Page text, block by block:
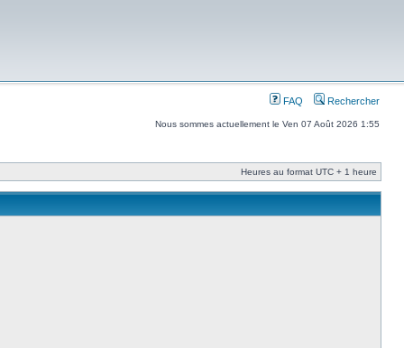
FAQ Rechercher
Nous sommes actuellement le Ven 07 Août 2026 1:55
Heures au format UTC + 1 heure